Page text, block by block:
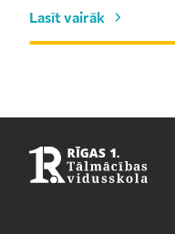
Lasīt vairāk